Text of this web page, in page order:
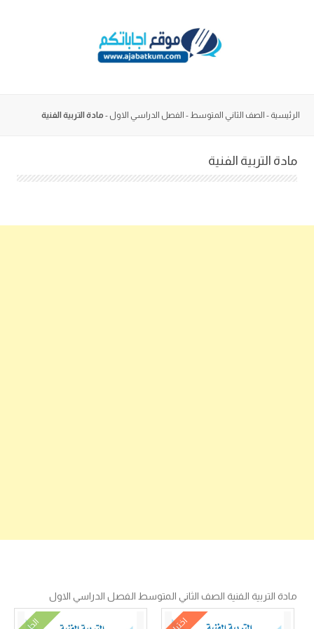
الرئيسية - الصف الثاني المتوسط - الفصل الدراسي الاول - مادة التربية الفنية
مادة التربية الفنية
مادة التربية الفنية الصف الثاني المتوسط الفصل الدراسي الاول